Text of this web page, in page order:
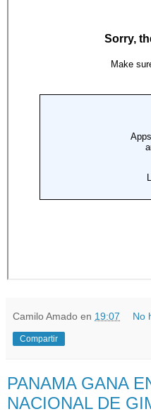
Camilo Amado en 19:07 No
Compartir
PANAMA GANA
NACIONAL DE